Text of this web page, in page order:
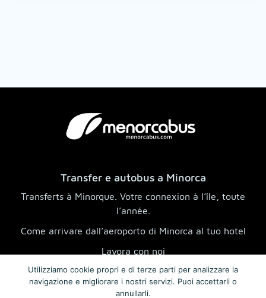
Transfer e autobus a Minorca
Transferts à Minorque. Votre connexion à l’île, toute
l’année.
Come arrivare dall’aeroporto di Minorca al tuo hotel
Lavora con noi
Destinazioni e transfer a Minorca
Servizi
Utilizziamo cookie propri e di terze parti per analizzare la
navigazione e migliorare i nostri servizi. Puoi accettarli o
annullarli.